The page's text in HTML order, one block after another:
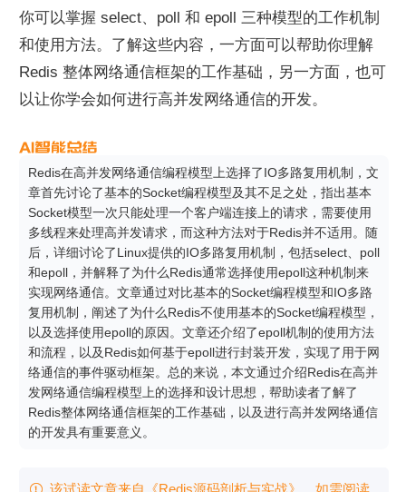
你可以掌握 select、poll 和 epoll 三种模型的工作机制
和使用方法。了解这些内容，一方面可以帮助你理解
Redis 整体网络通信框架的工作基础，另一方面，也可
以让你学会如何进行高并发网络通信的开发。
Redis在高并发网络通信编程模型上选择了IO多路复用机制，文
章首先讨论了基本的Socket编程模型及其不足之处，指出基本
Socket模型一次只能处理一个客户端连接上的请求，需要使用
多线程来处理高并发请求，而这种方法对于Redis并不适用。随
后，详细讨论了Linux提供的IO多路复用机制，包括select、poll
和epoll，并解释了为什么Redis通常选择使用epoll这种机制来
实现网络通信。文章通过对比基本的Socket编程模型和IO多路
复用机制，阐述了为什么Redis不使用基本的Socket编程模型，
以及选择使用epoll的原因。文章还介绍了epoll机制的使用方法
和流程，以及Redis如何基于epoll进行封装开发，实现了用于网
络通信的事件驱动框架。总的来说，本文通过介绍Redis在高并
发网络通信编程模型上的选择和设计思想，帮助读者了解了
Redis整体网络通信框架的工作基础，以及进行高并发网络通信
的开发具有重要意义。
 该试读文章来自《Redis源码剖析与实战》，如需阅读